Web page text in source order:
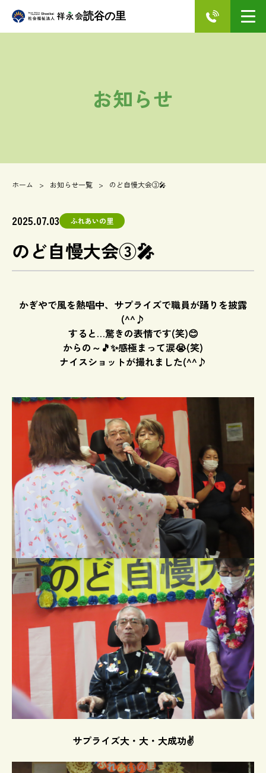
読谷の里
お知らせ
ホーム お知らせ一覧 のど自慢大会③🎤
2025.07.03 ふれあいの里
のど自慢大会③🎤
かぎやで風を熱唱中、サプライズで職員が踊りを披露
(^^♪
すると…驚きの表情です(笑)😊
からの～🎵✨感極まって涙😭(笑)
ナイスショットが撮れました(^^♪
サプライズ大・大・大成功✌